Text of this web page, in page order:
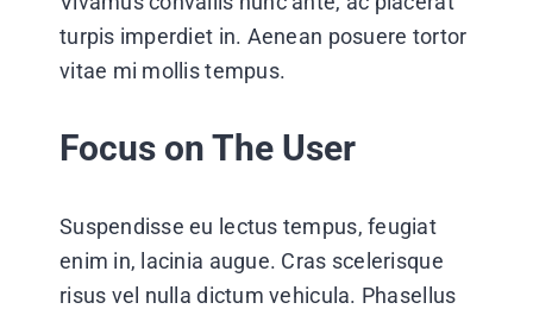
turpis imperdiet in. Aenean posuere tortor
vitae mi mollis tempus.
Focus on The User
Suspendisse eu lectus tempus, feugiat
enim in, lacinia augue. Cras scelerisque
risus vel nulla dictum vehicula. Phasellus